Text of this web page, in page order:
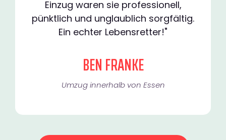
Einzug waren sie professionell,
pünktlich und unglaublich sorgfältig.
Ein echter Lebensretter!"
BEN FRANKE
Umzug innerhalb von Essen​